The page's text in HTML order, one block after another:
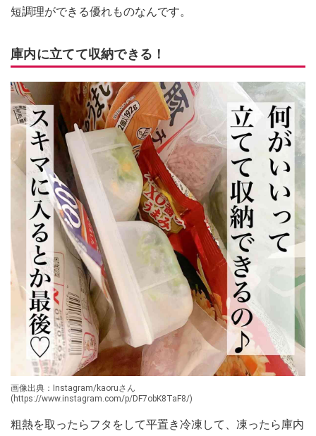
短調理ができる優れものなんです。
庫内に立てて収納できる！
画像出典：Instagram/kaoruさん
(https://www.instagram.com/p/DF7obK8TaF8/)
粗熱を取ったらフタをして平置き冷凍して、凍ったら庫内